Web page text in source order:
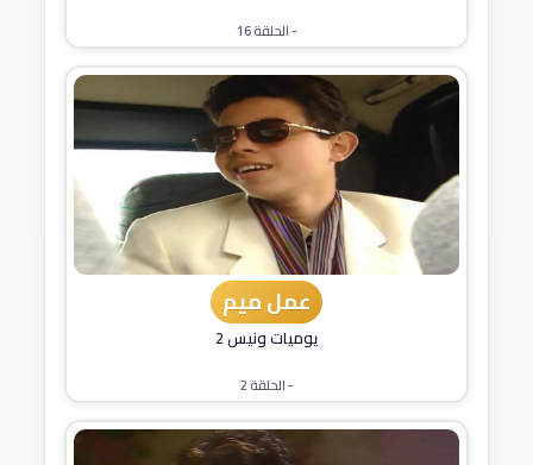
- الحلقة 16
عمل ميم
يوميات ونيس 2
- الحلقة 2